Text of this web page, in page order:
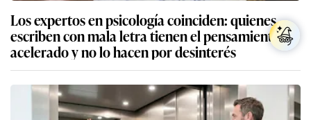
Los expertos en psicología coinciden: quienes
escriben con mala letra tienen el pensamiento
acelerado y no lo hacen por desinterés